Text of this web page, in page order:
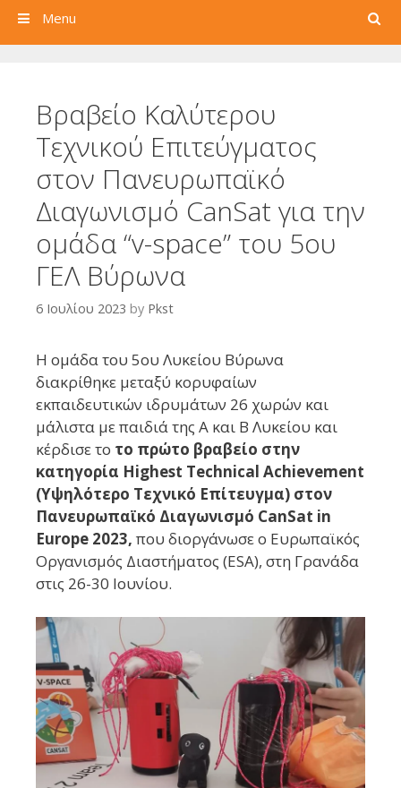
Search
Menu
Βραβείο Καλύτερου
Τεχνικού Επιτεύγματος
στον Πανευρωπαϊκό
Διαγωνισμό CanSat για την
ομάδα “v-space” του 5ου
ΓΕΛ Βύρωνα
6 Ιουλίου 2023 by Pkst
Η ομάδα του 5ου Λυκείου Βύρωνα
διακρίθηκε μεταξύ κορυφαίων
εκπαιδευτικών ιδρυμάτων 26 χωρών και
μάλιστα με παιδιά της Α και Β Λυκείου και
κέρδισε το το πρώτο βραβείο στην
κατηγορία Highest Technical Achievement
(Υψηλότερο Τεχνικό Επίτευγμα) στον
Πανευρωπαϊκό Διαγωνισμό CanSat in
Europe 2023, που διοργάνωσε ο Ευρωπαϊκός
Οργανισμός Διαστήματος (ESA), στη Γρανάδα
στις 26-30 Ιουνίου.